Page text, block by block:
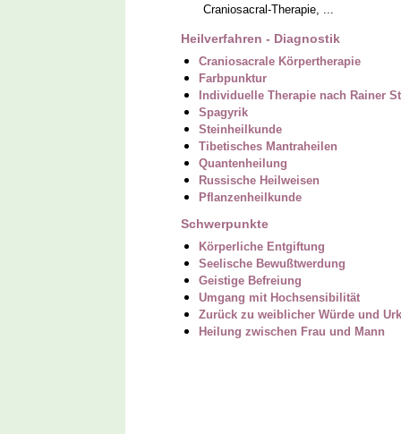
Craniosacral-Therapie, ...
Heilverfahren - Diagnostik
Craniosacrale Körpertherapie
Farbpunktur
Individuelle Therapie nach Rainer
Spagyrik
Steinheilkunde
Tibetisches Mantraheilen
Quantenheilung
Russische Heilweisen
Pflanzenheilkunde
Schwerpunkte
Körperliche Entgiftung
Seelische Bewußtwerdung
Geistige Befreiung
Umgang mit Hochsensibilität
Zurück zu weiblicher Würde und
Heilung zwischen Frau und Mann